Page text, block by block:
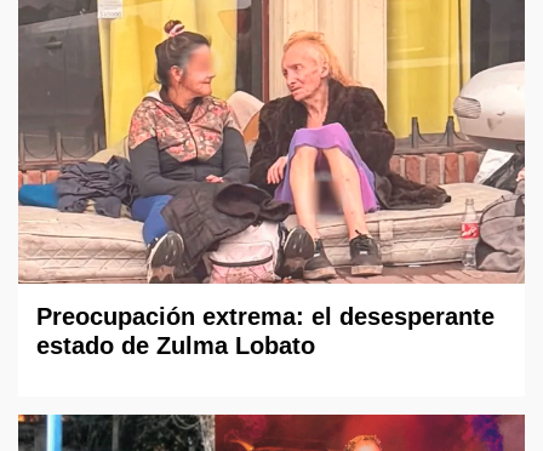
Preocupación extrema: el desesperante
estado de Zulma Lobato